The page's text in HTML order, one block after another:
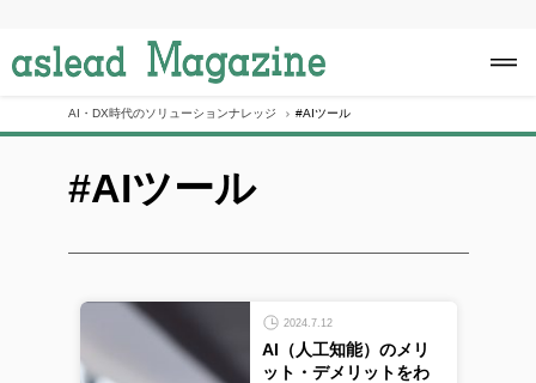
c
AI・DX時代のソリューションナレッジ #AIツール
#AIツール
2024.7.12
AI（人工知能）のメリ
ット・デメリットをわ